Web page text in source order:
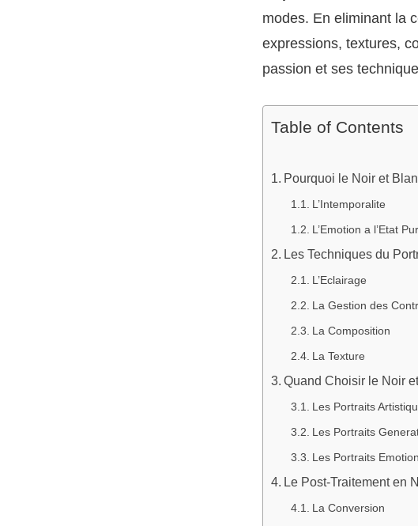
modes. En eliminant la
expressions, textures,
passion et ses
Table of Contents
Pourquoi le Noir et
L’Intemporalite
L’Emotion a l’Etat Pur
Les Techniques du
L’Eclairage
La Gestion des
La Composition
La Texture
Quand Choisir le Noir
Les Portraits
Les Portraits
Les Portraits
Le Post-Traitement en
La Conversion